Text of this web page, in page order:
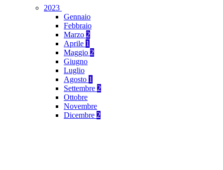
2023
Gennaio
Febbraio
Marzo 2
Aprile 1
Maggio 2
Giugno
Luglio
Agosto 1
Settembre 2
Ottobre
Novembre
Dicembre 2